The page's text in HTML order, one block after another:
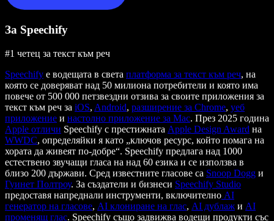
За Speechify
#1 четец за текст към реч
Speechify е водещата в света платформа за текст към реч, на
която се доверяват над 50 милиона потребители и която има
повече от 500 000 петзвездни отзива за своите приложения за
текст към реч за iOS, Android, разширение за Chrome, уеб
приложение и настолно приложение за Mac. През 2025 година
Apple отличи Speechify с престижната Apple Design Award на
WWDC, определяйки я като „ключов ресурс, който помага на
хората да живеят по-добре“. Speechify предлага над 1000
естествено звучащи гласа на над 60 езика и се използва в
близо 200 държави. Сред известните гласове са Snoop Dogg и
Гуинет Полтроу. За създатели и бизнеси Speechify Studio
предоставя напреднали инструменти, включително AI
генератор на гласове, AI клониране на глас, AI дублаж и AI
променящ глас. Speechify също задвижва водещи продукти със